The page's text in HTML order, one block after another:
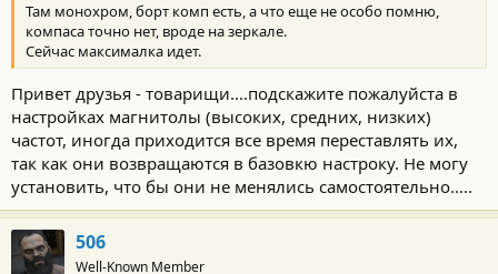
Там монохром, борт комп есть, а что еще не особо помню,
компаса точно нет, вроде на зеркале.
Сейчас максималка идет.
Привет друзья - товарищи....подскажите пожалуйста в
настройках магнитолы (высоких, средних, низких)
частот, иногда приходится все время переставлять их,
так как они возвращаются в базовкю настроку. Не могу
установить, что бы они не менялись самостоятельно.....
506
Well-Known Member